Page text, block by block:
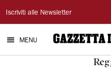
Gazzetta
di
Reggio
Iscriviti alle Newsletter
MENU